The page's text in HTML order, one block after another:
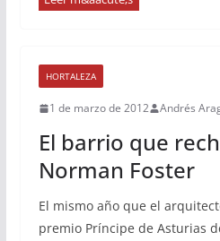
HORTALEZA
1 de marzo de 2012 Andrés
El barrio que
Norman Foster
El mismo año que el
premio Príncipe de Asturias